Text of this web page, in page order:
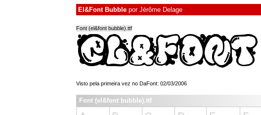
El&Font Bubble por Jérôme Delage
Font (el&font bubble).ttf
Visto pela primeira vez no DaFont: 02/03/2006
Font (el&font bubble).ttf